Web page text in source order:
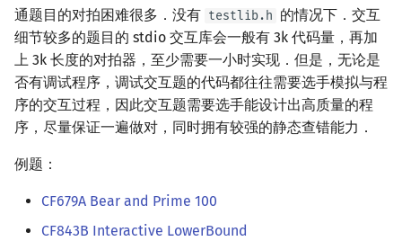
Lyndon 分解
Main–Lorentz 算法
高次剩余 & 单位根
数论分块
狄利克雷卷积
序理论
杨氏矩阵
拟阵
Berlekamp–Massey 算法
动态树
析合树
PQ 树
手指树
平面图
弦图
图的着色
网络流
通题目的对拍困难很多．没有 testlib.h 的情况下．交互
细节较多的题目的 stdio 交互库会一般有 3k 代码量，再加
上 3k 长度的对拍器，至少需要一小时实现．但是，无论是
否有调试程序，调试交互题的代码都往往需要选手模拟与程
序的交互过程，因此交互题需要选手能设计出高质量的程
序，尽量保证一遍做对，同时拥有较强的静态查错能力．
例题：
CF679A Bear and Prime 100
CF843B Interactive LowerBound